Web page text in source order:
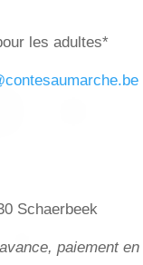
les adultes*
Schaerbeek
paiement